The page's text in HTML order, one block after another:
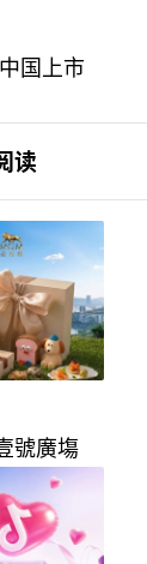
国上市
读
號廣塲